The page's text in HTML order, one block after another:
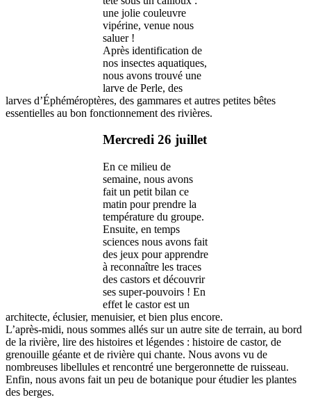
une jolie couleuvre
vipérine, venue nous
saluer !
Après identification de
nos insectes aquatiques,
nous avons trouvé une
larve de Perle, des
larves d’Éphéméroptères, des gammares et autres petites bêtes
essentielles au bon fonctionnement des rivières.
Mercredi 26 juillet
En ce milieu de
semaine, nous avons
fait un petit bilan ce
matin pour prendre la
température du groupe.
Ensuite, en temps
sciences nous avons fait
des jeux pour apprendre
à reconnaître les traces
des castors et découvrir
ses super-pouvoirs ! En
effet le castor est un
architecte, éclusier, menuisier, et bien plus encore.
L’après-midi, nous sommes allés sur un autre site de terrain, au bord
de la rivière, lire des histoires et légendes : histoire de castor, de
grenouille géante et de rivière qui chante. Nous avons vu de
nombreuses libellules et rencontré une bergeronnette de ruisseau.
Enfin, nous avons fait un peu de botanique pour étudier les plantes
des berges.